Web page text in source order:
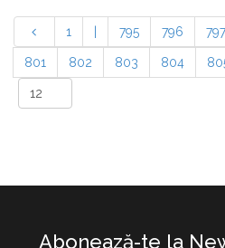
1 795 796 797
801 802 803 804
Abonează-te la